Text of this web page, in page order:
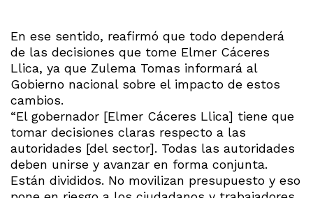
En ese sentido, reafirmó que todo dependerá
de las decisiones que tome Elmer Cáceres
Llica, ya que Zulema Tomas informará al
Gobierno nacional sobre el impacto de estos
cambios.
“El gobernador [Elmer Cáceres Llica] tiene que
tomar decisiones claras respecto a las
autoridades [del sector]. Todas las autoridades
deben unirse y avanzar en forma conjunta.
Están divididos. No movilizan presupuesto y eso